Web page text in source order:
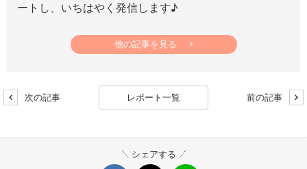
ートし、いちはやく発信します♪
他の記事を見る
次の記事 レポート一覧 前の記事
シェアする